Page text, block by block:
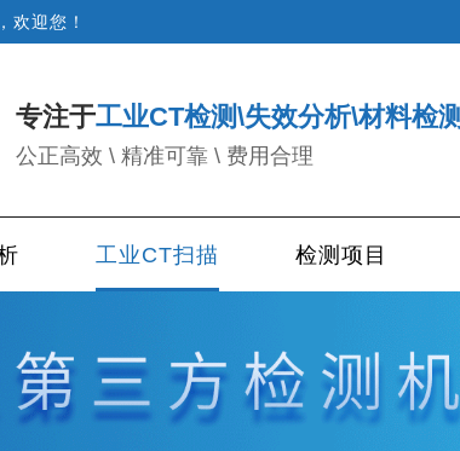
欢迎您！
专注于工业CT检测\失效分析\材料检
公正高效 \ 精准可靠 \ 费用合理
工业CT扫描 检测项目